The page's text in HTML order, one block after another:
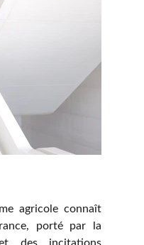
agricole connaît
porté par la